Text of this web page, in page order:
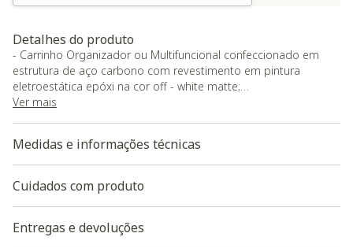
Detalhes do produto
- Carrinho Organizador ou Multifuncional confeccionado em
estrutura de aço carbono com revestimento em pintura
eletroestática epóxi na cor off - white matte;
- Rodízios em PVC com travas em duas rodas e ponteiras de
- Altura da Prateleira: 15 cm;
- Peso máximo suportado total: 30kg;
- Peso suportado por prateleira: 10 kg;
- Prateleiras com fundo em tela vazada;
- Acompanha manual e Kit de Montagem
- O produto será entregue desmontado. O Westwing não
Ver mais
Medidas e informações técnicas
Cuidados com produto
Entregas e devoluções